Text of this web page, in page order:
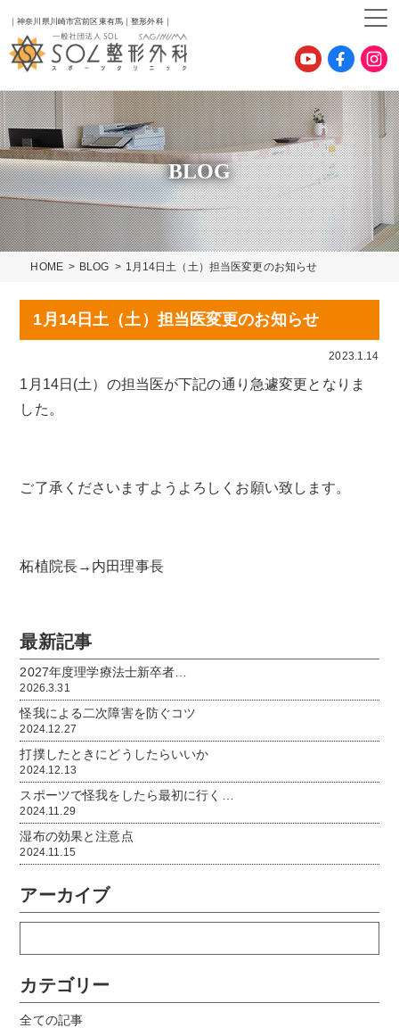
｜神奈川県川崎市宮前区東有馬｜整形外科｜
BLOG
HOME BLOG 1月14日土（土）担当医変更のお知らせ
1月14日土（土）担当医変更のお知らせ
2023.1.14
1月14日(土）の担当医が下記の通り急遽変更となりま
した。
ご了承くださいますようよろしくお願い致します。
柘植院長→内田理事長
最新記事
2027年度理学療法士新卒者…
2026.3.31
怪我による二次障害を防ぐコツ
2024.12.27
打撲したときにどうしたらいいか
2024.12.13
スポーツで怪我をしたら最初に行く…
2024.11.29
湿布の効果と注意点
2024.11.15
アーカイブ
カテゴリー
全ての記事